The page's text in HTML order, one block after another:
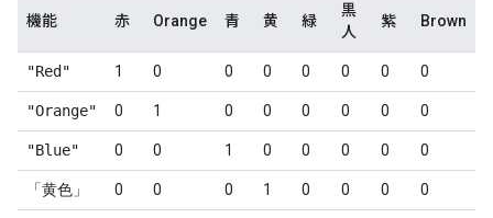
機能 赤 Orange 青 黄 緑
黒
人
紫 Brown
"Red" 1 0 0 0 0 0 0 0
"Orange" 0 1 0 0 0 0 0 0
"Blue" 0 0 1 0 0 0 0 0
「黄色」 0 0 0 1 0 0 0 0